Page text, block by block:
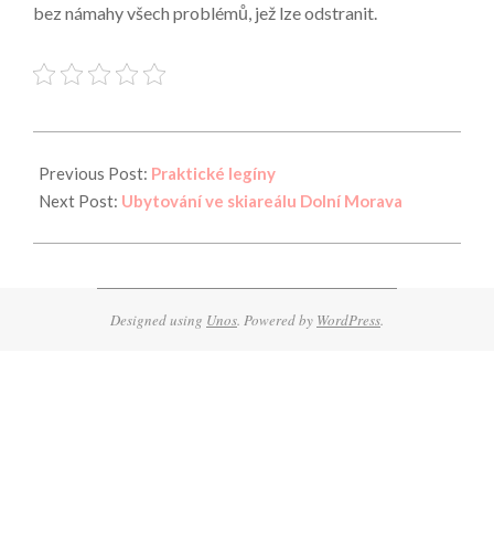
bez námahy všech problémů, jež lze odstranit.
08-
19
Previous Post: Praktické legíny
Next Post: Ubytování ve skiareálu Dolní Morava
Designed using Unos. Powered by WordPress.